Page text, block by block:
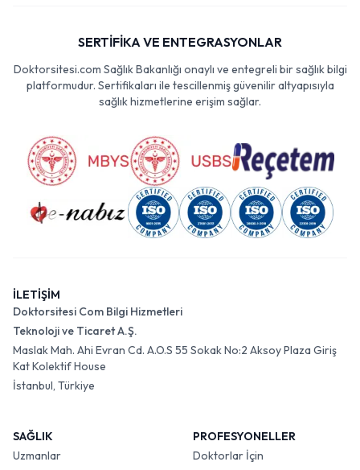
SERTİFİKA VE ENTEGRASYONLAR
Doktorsitesi.com Sağlık Bakanlığı onaylı ve entegreli bir sağlık bilgi
platformudur. Sertifikaları ile tescillenmiş güvenilir altyapısıyla
sağlık hizmetlerine erişim sağlar.
İLETİŞİM
Doktorsitesi Com Bilgi Hizmetleri
Teknoloji ve Ticaret A.Ş.
Maslak Mah. Ahi Evran Cd. A.O.S 55 Sokak No:2 Aksoy Plaza Giriş
Kat Kolektif House
İstanbul, Türkiye
SAĞLIK
Uzmanlar
PROFESYONELLER
Doktorlar İçin